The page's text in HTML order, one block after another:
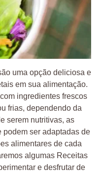
uma opção deliciosa e
em sua alimentação.
ingredientes frescos
frias, dependendo da
serem nutritivas, as
ser adaptadas de
alimentares de cada
algumas Receitas
e desfrutar de